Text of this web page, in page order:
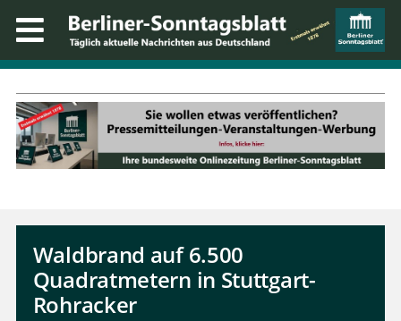
Waldbrand auf 6.500
Quadratmetern in Stuttgart-
Rohracker